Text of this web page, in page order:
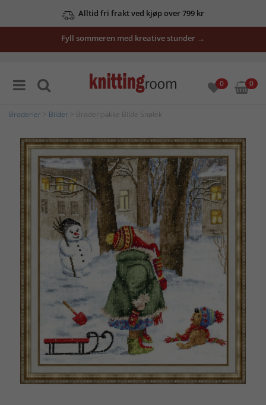
Alltid fri frakt ved kjøp over 799 kr
Fyll sommeren med kreative stunder →
0 0
Broderier Bilder > Broderipakke Bilde Snølek